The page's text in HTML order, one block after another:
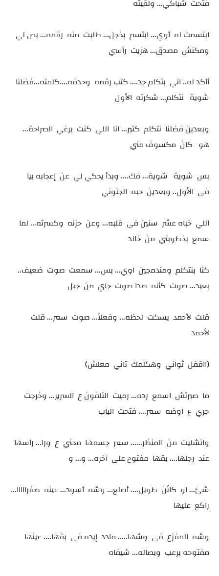
فتحت شباكي... ولقيته
ابتسمت له أوي... ابتسم بخجل... طلبت منه رقمه... بص لي
ومكنش مصدق... هزيت رأسي
أأكد له.. اني بتكلم جد.... كتب رقمه وحدفه....كلمته...فضلنا
شوية نتكلم... شكرته الأول
وبعدين فضلنا نتكلم كتير... انا اللي كنت برغي الصراحة...
هو كان مكسوف مني
بس شوية شوية... فك.... وبدأ يحكي لي عن إعجابه بيا
فى الأول.. وبعدين حبه الجنوني
اللي خباه عشر سنين فى قلبه... وعن حزنه وكسرته... لما
سمع بخطوبتي من خالد
كنا بنتكلم ومندمجين اوي... بس... سمعت صوت ضعيف..
بعيد... صوت كأنه صدا صوت جاي من جبل
قلت لأحمد يسكت لحظه... وفعلاً... صوت سمر... قلت
لأحمد
(ااقفل ثواني وهكلمك تاني معلش)
ما صبرتش اسمع رده... رميت التلفون ع السرير... وخرجت
جري ع اوضه سمر.... فتحت الباب
واتشليت من المنظر...... سمر جسمها محني ع ورا... رأسها
عند رجلها.... بقها مفتوح على آخره... و... و
شئ... او كائن طويل.... أصلع... وشه أسود... عينه صفرااااا...
راكع عليها
وشه المفزع فى وشها..... مادد إيده فى بقها.... عينها
مفتوحه برعب وبصاله... شيفاه